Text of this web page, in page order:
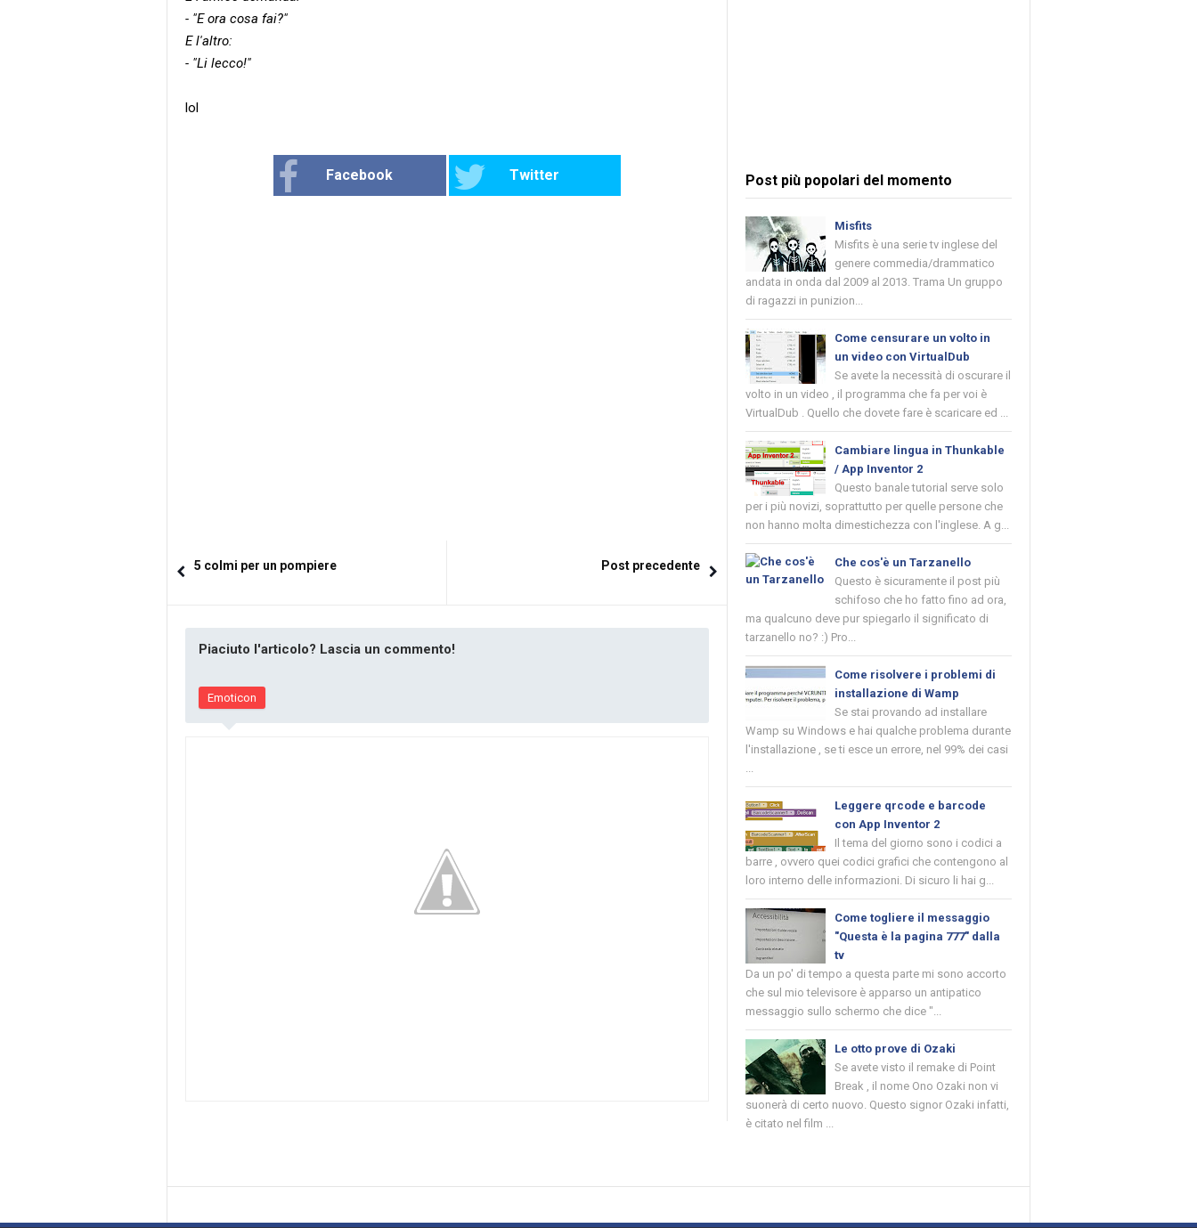
- "E ora cosa fai?"
E l'altro:
- "Li lecco!"
lol
Facebook Twitter
5 colmi per un pompiere Post precedente
Piaciuto l'articolo? Lascia un commento!
Emoticon
Post più popolari del momento
Misfits
Misfits è una serie tv inglese del
genere commedia/drammatico
andata in onda dal 2009 al 2013. Trama Un gruppo
di ragazzi in punizion...
Come censurare un volto in
un video con VirtualDub
Se avete la necessità di oscurare il
volto in un video , il programma che fa per voi è
VirtualDub . Quello che dovete fare è scaricare ed ...
Cambiare lingua in Thunkable
/ App Inventor 2
Questo banale tutorial serve solo
per i più novizi, soprattutto per quelle persone che
non hanno molta dimestichezza con l'inglese. A g...
Che cos'è un Tarzanello
Questo è sicuramente il post più
schifoso che ho fatto fino ad ora,
ma qualcuno deve pur spiegarlo il significato di
tarzanello no? :) Pro...
Come risolvere i problemi di
installazione di Wamp
Se stai provando ad installare
Wamp su Windows e hai qualche problema durante
l'installazione , se ti esce un errore, nel 99% dei casi
...
Leggere qrcode e barcode
con App Inventor 2
Il tema del giorno sono i codici a
barre , ovvero quei codici grafici che contengono al
loro interno delle informazioni. Di sicuro li hai g...
Come togliere il messaggio
"Questa è la pagina 777" dalla
tv
Da un po' di tempo a questa parte mi sono accorto
che sul mio televisore è apparso un antipatico
messaggio sullo schermo che dice "...
Le otto prove di Ozaki
Se avete visto il remake di Point
Break , il nome Ono Ozaki non vi
suonerà di certo nuovo. Questo signor Ozaki infatti,
è citato nel film ...